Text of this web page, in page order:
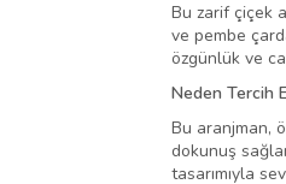
Bu zarif çiçek
ve pembe
özgünlük ve
Neden Tercih
Bu aranjman,
dokunuş
tasarımıyla